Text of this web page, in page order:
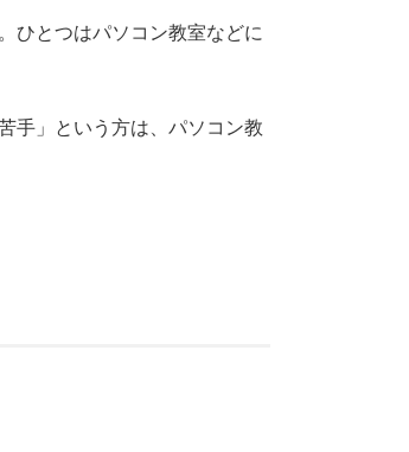
ひとつはパソコン教室などに
手」という方は、パソコン教